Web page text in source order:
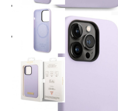
⭐️ Отзывы о нас ⭐️
Оплата Доставка